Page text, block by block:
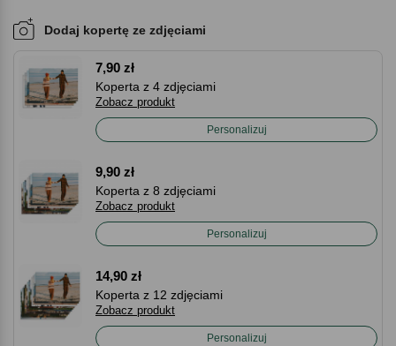
Dodaj kopertę ze zdjęciami
7,90 zł
Koperta z 4 zdjęciami
Zobacz produkt
Personalizuj
9,90 zł
Koperta z 8 zdjęciami
Zobacz produkt
Personalizuj
14,90 zł
Koperta z 12 zdjęciami
Zobacz produkt
Personalizuj